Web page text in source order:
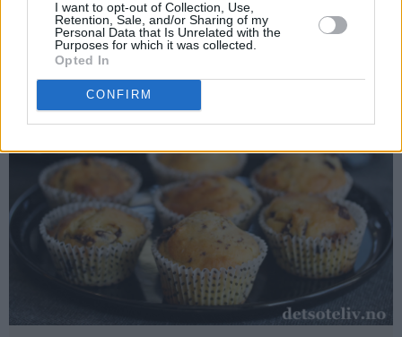
I want to opt-out of Collection, Use,
Retention, Sale, and/or Sharing of my
Personal Data that Is Unrelated with the
Purposes for which it was collected.
Opted In
CONFIRM
PubGalaxy